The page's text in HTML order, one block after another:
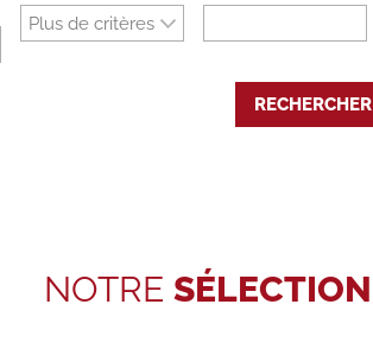
Plus de critères
RECHERCHER
NOTRESÉLECTION